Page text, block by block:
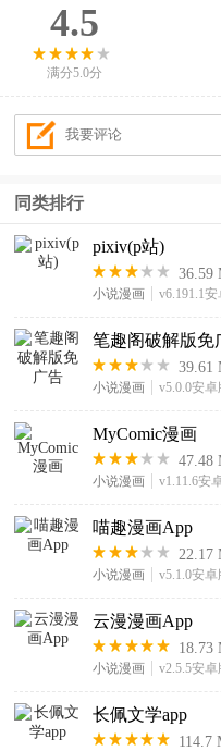
4.5
满分5.0分
同类排行
pixiv(p站)
36.59
小说漫画 v6.191.1安
笔趣阁破解版免
39.61
小说漫画 v5.0.0安卓
MyComic漫画
47.48
小说漫画 v1.11.6安
喵趣漫画App
22.17
小说漫画 v5.1.0安卓
云漫漫画App
18.73
小说漫画 v2.5.5安卓
长佩文学app
114.7